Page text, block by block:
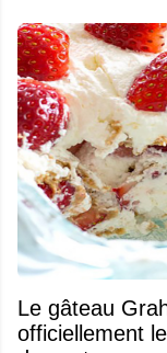
Le gâteau Graham et fraises se mérite
officiellement